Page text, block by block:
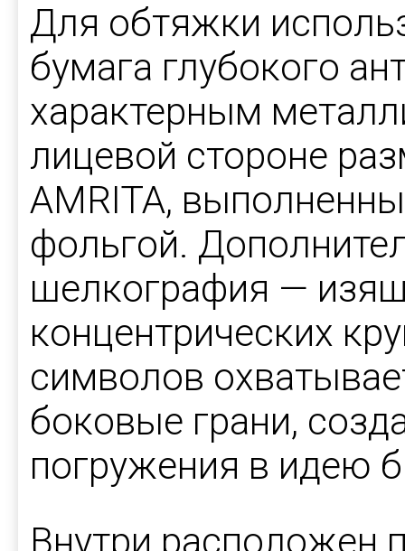
Для обтяжки
бумага глубокого
характерным
лицевой стороне
AMRITA,
фольгой.
шелкография —
концентрических
символов
боковые грани,
погружения в идею
Внутри расположен